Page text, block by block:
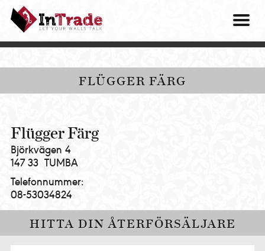
Intrade
ITG
AB
|
your
talk
FLÜGGER FÄRG
Flügger Färg
Björkvägen 4
147 33 TUMBA
Telefonnummer:
08-53034824
HITTA DIN ÅTERFÖRSÄLJARE
OM
VÅRA
HITTA